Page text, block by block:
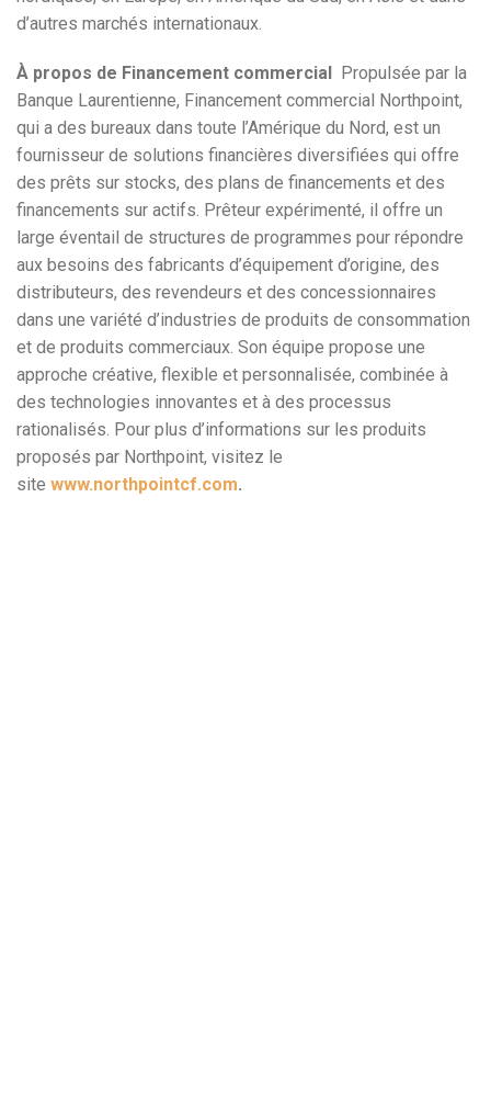
d’autres marchés internationaux.
À propos de Financement commercial Propulsée par la
Banque Laurentienne, Financement commercial Northpoint,
qui a des bureaux dans toute l’Amérique du Nord, est un
fournisseur de solutions financières diversifiées qui offre
des prêts sur stocks, des plans de financements et des
financements sur actifs. Prêteur expérimenté, il offre un
large éventail de structures de programmes pour répondre
aux besoins des fabricants d’équipement d’origine, des
distributeurs, des revendeurs et des concessionnaires
dans une variété d’industries de produits de consommation
et de produits commerciaux. Son équipe propose une
approche créative, flexible et personnalisée, combinée à
des technologies innovantes et à des processus
rationalisés. Pour plus d’informations sur les produits
proposés par Northpoint, visitez le
site www.northpointcf.com.